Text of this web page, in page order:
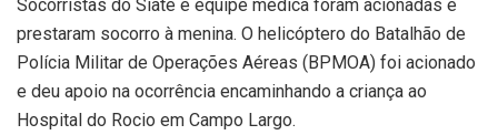
Socorristas do Siate e equipe médica foram acionadas e
prestaram socorro à menina. O helicóptero do Batalhão de
Polícia Militar de Operações Aéreas (BPMOA) foi acionado
e deu apoio na ocorrência encaminhando a criança ao
Hospital do Rocio em Campo Largo.